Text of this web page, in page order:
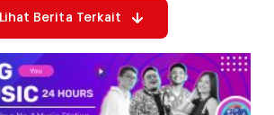
Lihat Berita Terkait